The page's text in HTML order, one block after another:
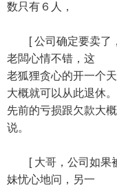
数只有６人，
[ 公司确定要卖了，
老闆心情不错，这
老狐狸贪心的开一个
大概就可以从此退休。
先前的亏损跟欠款大
说。
[ 大哥，公司如果被
妹忧心地问，另一